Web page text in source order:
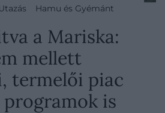
Hamu és Gyémánt
a Mariska:
mellett
termelői piac
programok is